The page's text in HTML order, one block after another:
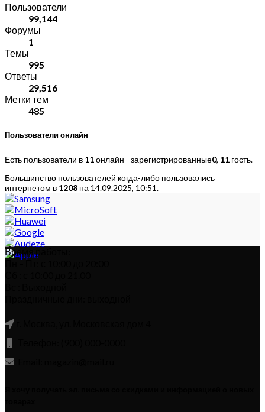
Пользователи
99,144
Форумы
1
Темы
995
Ответы
29,516
Метки тем
485
Пользователи онлайн
Есть пользователи в 11онлайн - зарегистрированные0, 11 гость.
Большинство пользователей когда-либо пользовались
интернетом в 1208 на 14.09.2025, 10:51.
Время работы:
Пн – Пт: с 10:00 до 20:00